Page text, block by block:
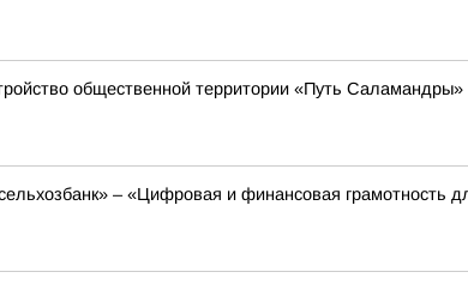
общественной территории «Путь Саламандры»
– «Цифровая и финансовая грамотность